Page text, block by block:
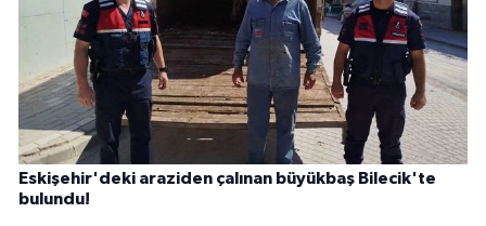
Eskişehir'deki araziden çalınan büyükbaş Bilecik'te
bulundu!